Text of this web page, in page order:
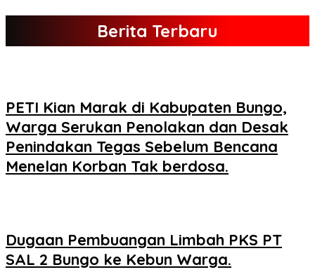
Berita Terbaru
PETI Kian Marak di Kabupaten Bungo,
Warga Serukan Penolakan dan Desak
Penindakan Tegas Sebelum Bencana
Menelan Korban Tak berdosa.
Dugaan Pembuangan Limbah PKS PT
SAL 2 Bungo ke Kebun Warga.